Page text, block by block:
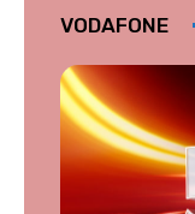
VODAFONE